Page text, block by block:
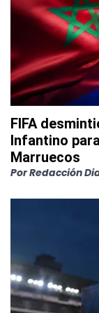
FIFA
Infantino
Marruecos
PorRedacción